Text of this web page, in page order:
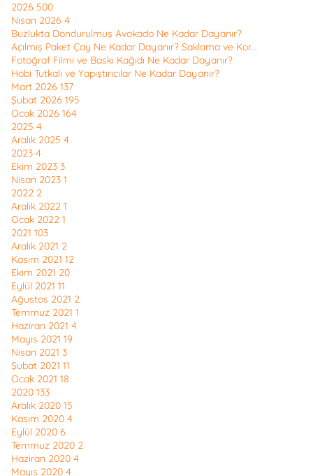
2026 500
Nisan 2026 4
Buzlukta Dondurulmuş Avokado Ne Kadar Dayanır?
Açılmış Paket Çay Ne Kadar Dayanır? Saklama ve Kor...
Fotoğraf Filmi ve Baskı Kağıdı Ne Kadar Dayanır?
Hobi Tutkalı ve Yapıştırıcılar Ne Kadar Dayanır?
Mart 2026 137
Şubat 2026 195
Ocak 2026 164
2025 4
Aralık 2025 4
2023 4
Ekim 2023 3
Nisan 2023 1
2022 2
Aralık 2022 1
Ocak 2022 1
2021 103
Aralık 2021 2
Kasım 2021 12
Ekim 2021 20
Eylül 2021 11
Ağustos 2021 2
Temmuz 2021 1
Haziran 2021 4
Mayıs 2021 19
Nisan 2021 3
Şubat 2021 11
Ocak 2021 18
2020 133
Aralık 2020 15
Kasım 2020 4
Eylül 2020 6
Temmuz 2020 2
Haziran 2020 4
Mayıs 2020 4